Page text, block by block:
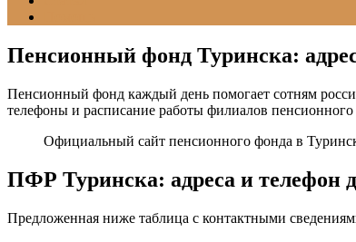
Пенсионный фонд Туринска:
Пенсионный фонд каждый день помогает сотням
телефоны и расписание работы филиалов
Официальный сайт пенсионного фонда в
ПФР Туринска: адреса и телефон
Предложенная ниже таблица с контактными